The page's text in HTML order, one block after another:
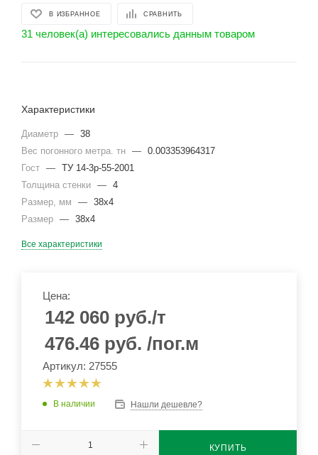
В ИЗБРАННОЕ СРАВНИТЬ
31 человек(а) интересовались данным товаром
Характеристики
Диаметр — 38
Вес погонного метра. тн — 0.003353964317
Гост — ТУ 14-3р-55-2001
Толщина стенки — 4
Размер, мм
— 38х4
Размер — 38х4
Все характеристики
Цена:
142 060 руб./т
476.46 руб. /пог.м
Артикул: 27555
В наличии Нашли дешевле?
КУПИТЬ